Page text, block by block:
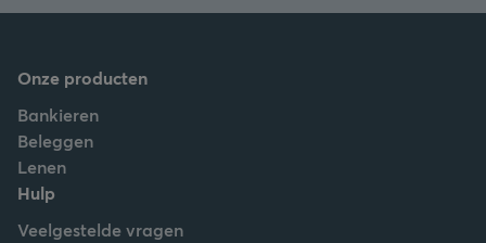
Onze producten
Bankieren
Beleggen
Lenen
Hulp
Veelgestelde vragen